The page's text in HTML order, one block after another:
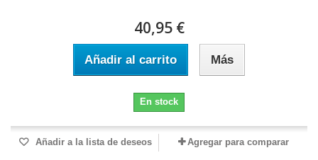
40,95 €
Añadir al carrito Más
En stock
Añadir a la lista de deseos Agregar para comparar